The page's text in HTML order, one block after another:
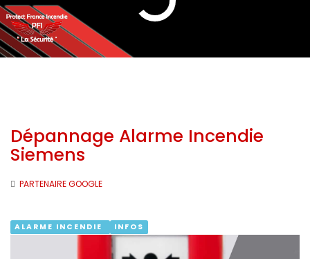
Dépannage Alarme Incendie
Siemens
PARTENAIRE GOOGLE
ALARME INCENDIE INFOS